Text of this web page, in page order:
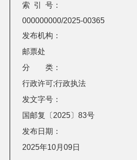
索 引 号：
000000000/2025-00365
发布机构：
邮票处
分 类：
行政许可;行政执法
发文字号：
国邮复〔2025〕83号
发布日期：
2025年10月09日